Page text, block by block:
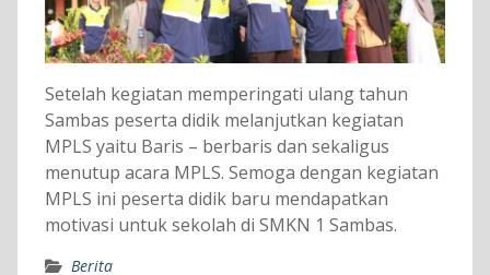
Setelah kegiatan memperingati ulang tahun
Sambas peserta didik melanjutkan kegiatan
MPLS yaitu Baris – berbaris dan sekaligus
menutup acara MPLS. Semoga dengan kegiatan
MPLS ini peserta didik baru mendapatkan
motivasi untuk sekolah di SMKN 1 Sambas.
Berita